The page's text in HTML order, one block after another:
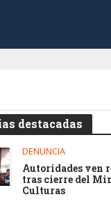
destacadas
DENUNCIA
Autoridades ven
tras cierre del
Culturas